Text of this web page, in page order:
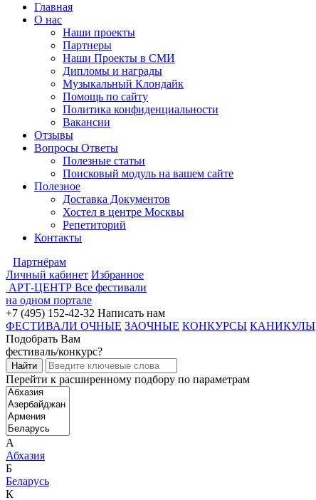
Главная
О нас
Наши проекты
Партнеры
Наши Проекты в СМИ
Дипломы и награды
Музыкальный Клондайк
Помощь по сайту
Политика конфиденциальности
Вакансии
Отзывы
Вопросы Ответы
Полезные статьи
Поисковый модуль на вашем сайте
Полезное
Доставка Документов
Хостел в центре Москвы
Репетиторий
Контакты
Партнёрам
Личный кабинет Избранное
АРТ-ЦЕНТР Все фестивали
на одном портале
+7 (495) 152-42-32 Написать нам
ФЕСТИВАЛИ ОЧНЫЕ ЗАОЧНЫЕ КОНКУРСЫ КАНИКУЛЫ
Подобрать Вам
фестиваль/конкурс?
Перейти к расширенному подбору по параметрам
А
Абхазия
Б
Беларусь
К